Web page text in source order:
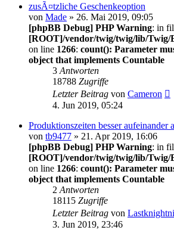
zusÃ¤tzliche Geschenkeoption
von Made » 26. Mai 2019, 09:05
[phpBB Debug] PHP Warning: in
[ROOT]/vendor/twig/twig/lib/Twig/
on line 1266: count(): Parameter
object that implements Countable
3 Antworten
18788 Zugriffe
Letzter Beitrag von Cameron
4. Jun 2019, 05:24
Produktionszeiten besser aufeinander
von tb9477 » 21. Apr 2019, 16:06
[phpBB Debug] PHP Warning: in
[ROOT]/vendor/twig/twig/lib/Twig/
on line 1266: count(): Parameter
object that implements Countable
2 Antworten
18115 Zugriffe
Letzter Beitrag von
3. Jun 2019, 23:46